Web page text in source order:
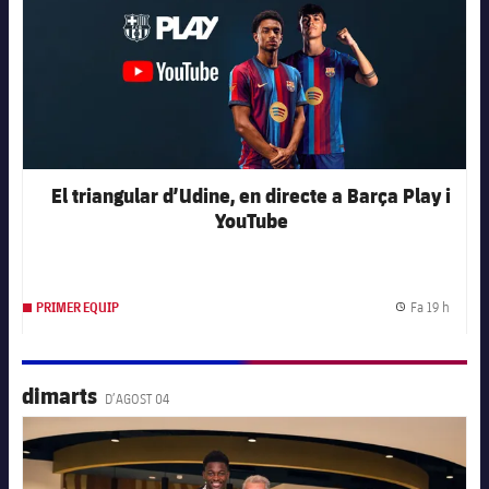
El triangular d’Udine, en directe a Barça Play i
YouTube
PRIMER EQUIP Fa 19 h
dimarts D’AGOST 04
FC Barcelona club badge